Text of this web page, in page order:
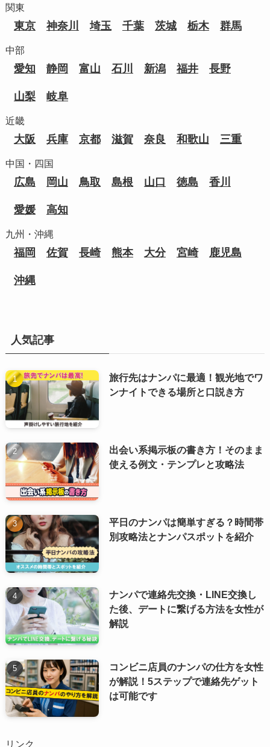
関東
東京 神奈川 埼玉 千葉 茨城 栃木 群馬
中部
愛知 静岡 富山 石川 新潟 福井 長野
山梨 岐阜
近畿
大阪 兵庫 京都 滋賀 奈良 和歌山 三重
中国・四国
広島 岡山 鳥取 島根 山口 徳島 香川
愛媛 高知
九州・沖縄
福岡 佐賀 長崎 熊本 大分 宮崎 鹿児島
沖縄
人気記事
旅行先はナンパに最適！観光地でワ
ンナイトできる場所と口説き方
出会い系掲示板の書き方！そのまま
使える例文・テンプレと攻略法
平日のナンパは簡単すぎる？時間帯
別攻略法とナンパスポットを紹介
ナンパで連絡先交換・LINE交換し
た後、デートに繋げる方法を女性が
解説
コンビニ店員のナンパの仕方を女性
が解説！5ステップで連絡先ゲット
は可能です
リンク